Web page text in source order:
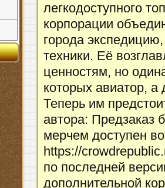
легкодоступного
корпорации
города
техники. Её
ценностям, но
которых авиатор, а
Теперь им
автора: Предзаказ
мерчем доступен
https://
по последней
дополнительной